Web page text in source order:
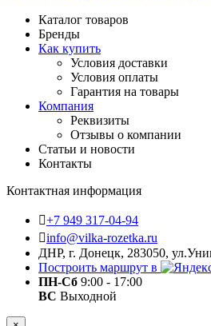
Каталог товаров
Бренды
Как купить
Условия доставки
Условия оплаты
Гарантия на товары
Компания
Реквизиты
Отзывы о компании
Статьи и новости
Контакты
Контактная информация
+7 949 317-04-94
info@vilka-rozetka.ru
ДНР, г. Донецк, 283050,
Построить маршрут в
ПН-Сб 9:00 - 17:00
ВС Выходной